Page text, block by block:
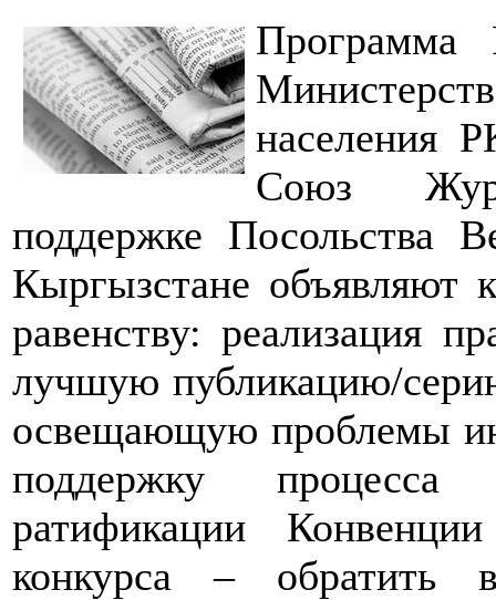
Программа
населения
Союз
поддержке Посольства
Кыргызстане объявляют
равенству: реализация
лучшую публикацию/
освещающую проблемы
поддержку
ратификации
конкурса – обратить